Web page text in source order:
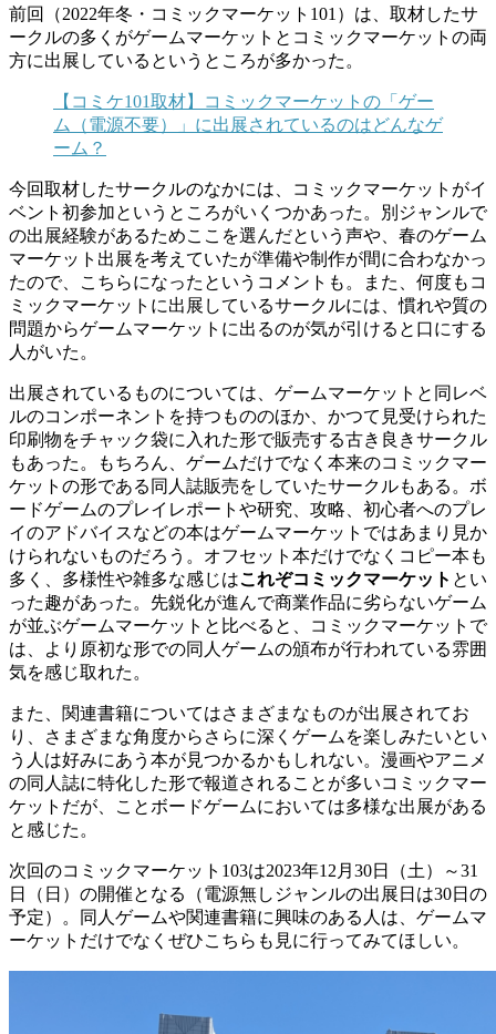
前回（2022年冬・コミックマーケット101）は、取材したサ
ークルの多くがゲームマーケットとコミックマーケットの両
方に出展しているというところが多かった。
【コミケ101取材】コミックマーケットの「ゲー
ム（電源不要）」に出展されているのはどんなゲ
ーム？
今回取材したサークルのなかには、コミックマーケットがイ
ベント初参加というところがいくつかあった。別ジャンルで
の出展経験があるためここを選んだという声や、春のゲーム
マーケット出展を考えていたが準備や制作が間に合わなかっ
たので、こちらになったというコメントも。また、何度もコ
ミックマーケットに出展しているサークルには、慣れや質の
問題からゲームマーケットに出るのが気が引けると口にする
人がいた。
出展されているものについては、ゲームマーケットと同レベ
ルのコンポーネントを持つもののほか、かつて見受けられた
印刷物をチャック袋に入れた形で販売する古き良きサークル
もあった。もちろん、ゲームだけでなく本来のコミックマー
ケットの形である同人誌販売をしていたサークルもある。ボ
ードゲームのプレイレポートや研究、攻略、初心者へのプレ
イのアドバイスなどの本はゲームマーケットではあまり見か
けられないものだろう。オフセット本だけでなくコピー本も
多く、多様性や雑多な感じはこれぞコミックマーケット とい
った趣があった。先鋭化が進んで商業作品に劣らないゲーム
が並ぶゲームマーケットと比べると、コミックマーケットで
は、より原初な形での同人ゲームの頒布が行われている雰囲
気を感じ取れた。
また、関連書籍についてはさまざまなものが出展されてお
り、さまざまな角度からさらに深くゲームを楽しみたいとい
う人は好みにあう本が見つかるかもしれない。漫画やアニメ
の同人誌に特化した形で報道されることが多いコミックマー
ケットだが、ことボードゲームにおいては多様な出展がある
と感じた。
次回のコミックマーケット103は2023年12月30日（土）～31
日（日）の開催となる（電源無しジャンルの出展日は30日の
予定）。同人ゲームや関連書籍に興味のある人は、ゲームマ
ーケットだけでなくぜひこちらも見に行ってみてほしい。